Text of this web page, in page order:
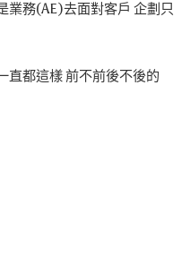
業務(AE)去面對客戶 企劃只
直都這樣 前不前後不後的